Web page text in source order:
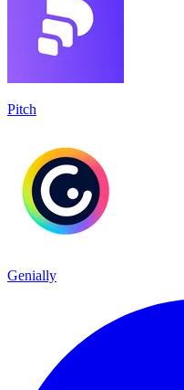
Pitch
Genially